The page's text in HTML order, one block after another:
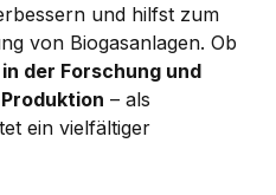
und hilfst zum
von Biogasanlagen. Ob
der Forschung und
– als
ein vielfältiger